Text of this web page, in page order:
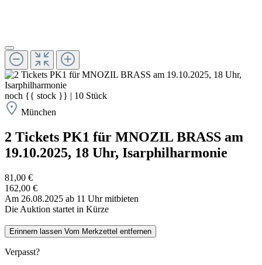
noch {{ stock }} | 10 Stück
München
2 Tickets PK1 für MNOZIL BRASS am
19.10.2025, 18 Uhr, Isarphilharmonie
81,00 €
162,00 €
Am 26.08.2025 ab 11 Uhr mitbieten
Die Auktion startet in Kürze
Erinnern lassen Vom Merkzettel entfernen
Verpasst?